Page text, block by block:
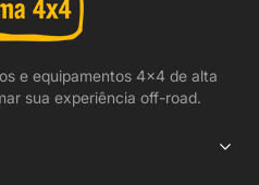
e equipamentos 4x4 de alta
sua experiência off-road.